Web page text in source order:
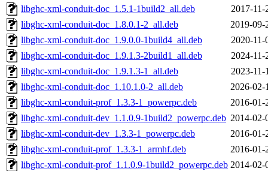
libghc-xml-conduit-doc_1.5.1-1build2_all.deb
2017-11-
libghc-xml-conduit-doc_1.8.0.1-2_all.deb
2019-09-
libghc-xml-conduit-doc_1.9.0.0-1build4_all.deb
2020-11-
libghc-xml-conduit-doc_1.9.1.3-2build1_all.deb
2024-11-
libghc-xml-conduit-doc_1.9.1.3-1_all.deb
2023-11-
libghc-xml-conduit-doc_1.10.1.0-2_all.deb
2026-02-
libghc-xml-conduit-prof_1.3.3-1_powerpc.deb
2016-01-
libghc-xml-conduit-dev_1.1.0.9-1build2_powerpc.deb 2014-02-
libghc-xml-conduit-dev_1.3.3-1_powerpc.deb
2016-01-
libghc-xml-conduit-prof_1.3.3-1_armhf.deb
2016-01-
libghc-xml-conduit-prof_1.1.0.9-1build2_powerpc.deb 2014-02-